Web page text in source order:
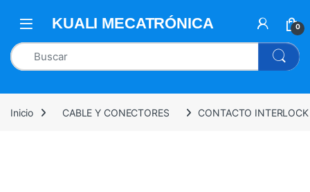
0
Inicio CABLE Y CONECTORES CONTACTO